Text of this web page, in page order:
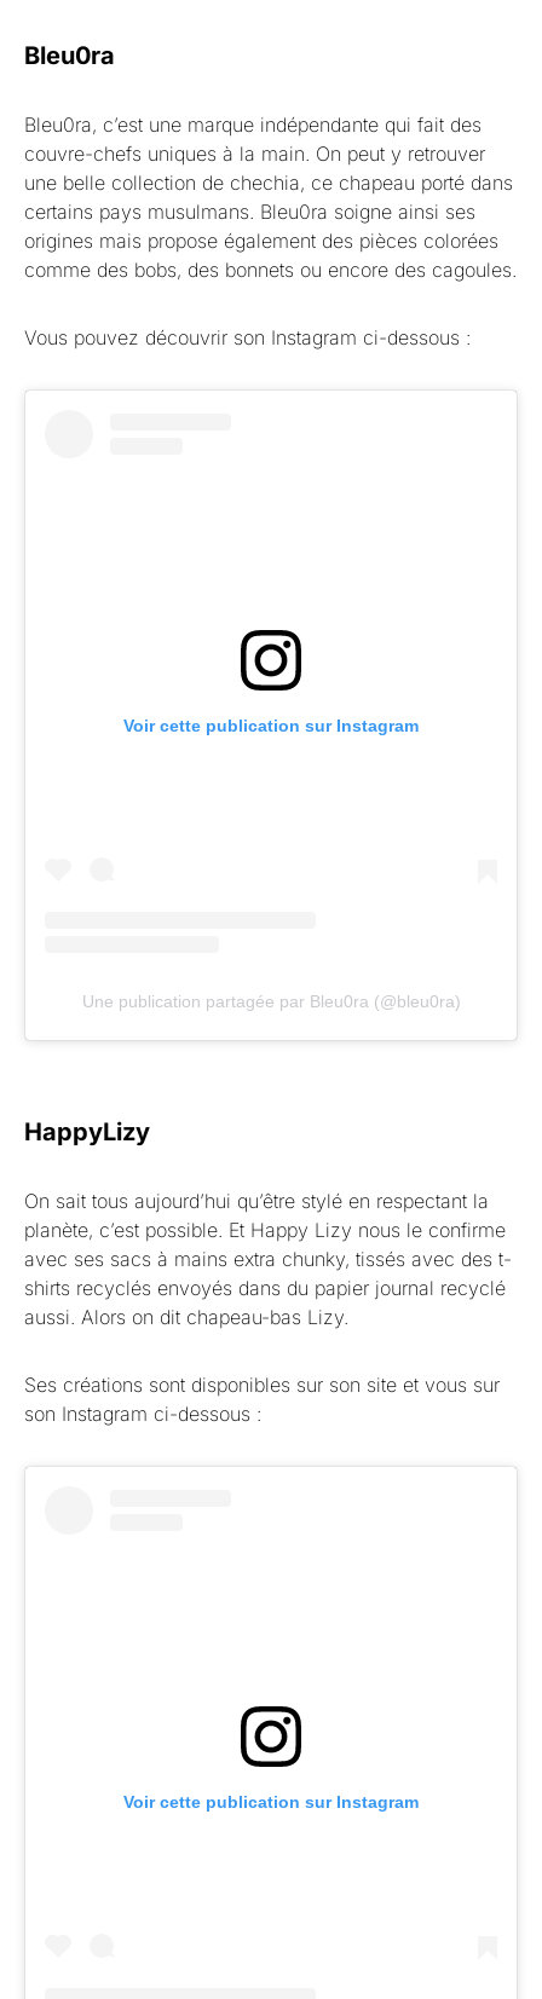
Bleu0ra
Bleu0ra, c’est une marque indépendante qui fait des
couvre-chefs uniques à la main. On peut y retrouver
une belle collection de chechia, ce chapeau porté dans
certains pays musulmans. Bleu0ra soigne ainsi ses
origines mais propose également des pièces colorées
comme des bobs, des bonnets ou encore des cagoules.
Vous pouvez découvrir son Instagram ci-dessous :
Voir cette publication sur Instagram
Une publication partagée par Bleu0ra (@bleu0ra)
HappyLizy
On sait tous aujourd’hui qu’être stylé en respectant la
planète, c’est possible. Et Happy Lizy nous le confirme
avec ses sacs à mains extra chunky, tissés avec des t-
shirts recyclés envoyés dans du papier journal recyclé
aussi. Alors on dit chapeau-bas Lizy.
Ses créations sont disponibles sur son site et vous sur
son Instagram ci-dessous :
Voir cette publication sur Instagram